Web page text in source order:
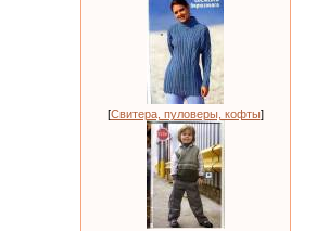
[Свитера, пуловеры, кофты]